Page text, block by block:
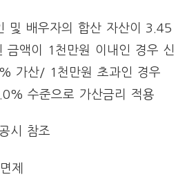
및 배우자의 합산 자산이 3.45
금액이 1천만원 이내인 경우 신
가산/ 1천만원 초과인 경우
수준으로 가산금리 적용
시 참조
제